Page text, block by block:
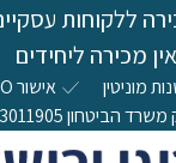
ללקוחות
אין מכירה ליחידים
אישור ISO
הביטחון 83011905